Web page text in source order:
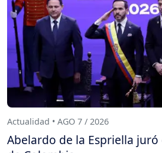
Actualidad • AGO 7 / 2026
Abelardo de la Espriella